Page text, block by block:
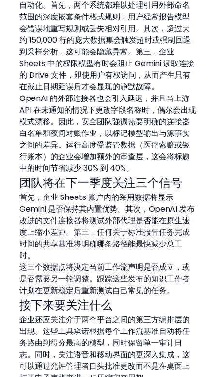
自动化。首先，两个系统都难以处理引用外部命名
范围的深度嵌套条件格式规则；用户经常报告模型
会错误地重写规则或丢失相对引用。其次，超过大
约 150,000 行的庞大数据集会触发超时或强制回退
到采样分析，这可能会隐藏异常。第三，企业
Sheets 中的权限模型有时会阻止 Gemini 读取连接
的 Drive 文件，即使用户有权访问，从而产生只有
在截止日期延误后才会显现的静默故障。
OpenAI 的外部连接器也会引入延迟，并且当上游
API 在未通知的情况下更改字段名称时，偶尔会出现
模式漂移。因此，安全团队强调需要明确的连接器
白名单和夜间对账作业，以标记模型输出与源事实
之间的差异。运行高度受监管数据（医疗索赔或银
行账本）的企业会增加额外的审查层，这会将标题
中的时间节省减少 30% 到 40%。
团队将在下一季度关注三个信号
首先，企业 Sheets 账户内的采用数据将显示
Gemini 是否保持其内置优势。其次，OpenAI 发布
改进的文件连接器将测试外部代理是否能在原生速
度上缩小差距。第三，任何关于标准报告任务完成
时间的共享基准将明确哪条路径能最快减少总工
时。
这三个数据点将决定当前工作流声明是否成立，或
是否需要另一轮调整。跟踪这些发布的知识工作者
计划在更新稳定后重新测试自己常见的任务。
接下来要关注什么
企业还应关注介于两个平台之间的第三方编排层的
出现。这些工具承诺根据每个工作流基准自动将任
务路由到得分最高的模型，同时保留单一审计日
志。同时，关注语音和移动界面的更深入集成，这
可以通过允许管理者口头批准更改而不是在桌面上